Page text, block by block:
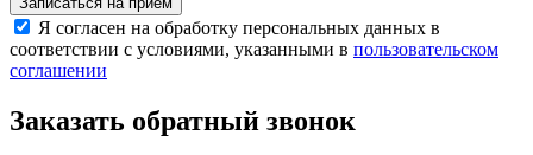
Я согласен на обработку персональных данных в
соответствии с условиями, указанными в пользовательском
соглашении
Заказать обратный звонок